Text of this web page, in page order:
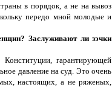
в порядок, а не на вывоз
передо мной молодые и
Заслуживают ли зэчки
гарантирующей
давление на суд. Это очень
настоящих, а не ряженых,